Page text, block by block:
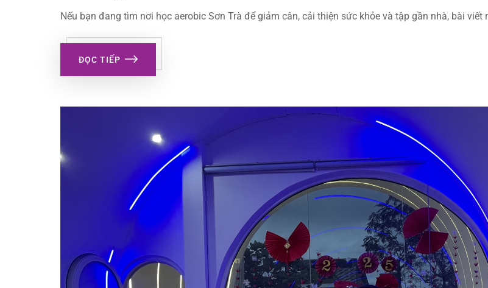
Nếu bạn đang tìm nơi học aerobic Sơn Trà để giảm cân, cải thiện sức khỏe và tập gần nhà, bài
ĐỌC TIẾP